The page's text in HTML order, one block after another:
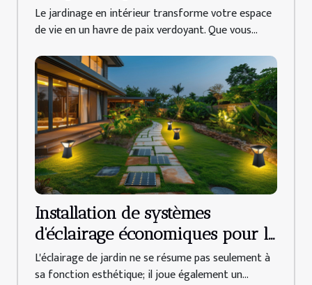
Le jardinage en intérieur transforme votre espace
de vie en un havre de paix verdoyant. Que vous...
Installation de systèmes
d'éclairage économiques pour le
jardin alternatives et bénéfices
L'éclairage de jardin ne se résume pas seulement à
sa fonction esthétique; il joue également un...